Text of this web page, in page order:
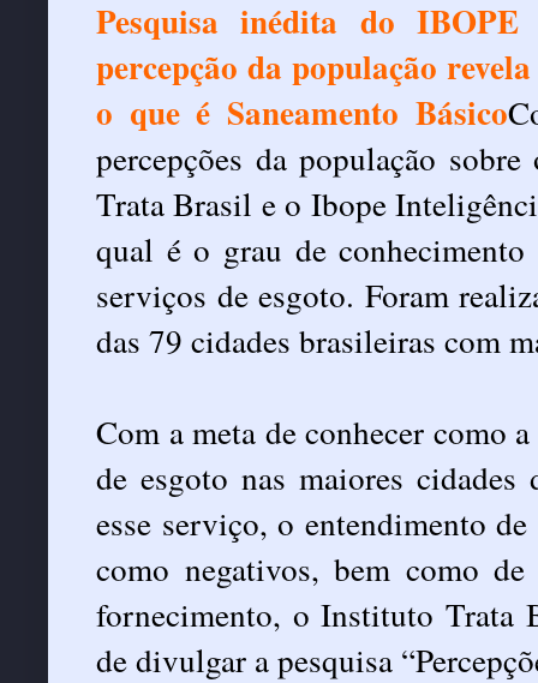
Pesquisa inédita do
percepção da população
o que é Saneamento Básico
percepções da população
Trata Brasil e o Ibope
qual é o grau de
serviços de esgoto. Foram
das 79 cidades brasileiras com
Com a meta de conhecer como
de esgoto nas maiores
esse serviço, o entendimento
como negativos, bem como
fornecimento, o Instituto Trata
de divulgar a pesquisa